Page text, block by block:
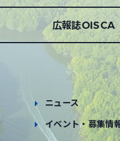
広報誌OISCA
ニュース
イベント・募集情